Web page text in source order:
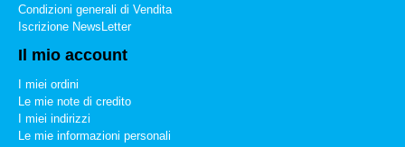
Condizioni generali di Vendita
Iscrizione NewsLetter
Il mio account
I miei ordini
Le mie note di credito
I miei indirizzi
Le mie informazioni personali